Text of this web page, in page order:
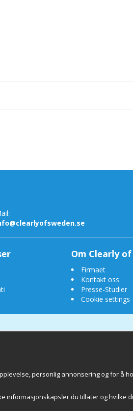
Om Clearly of
Firmaet
Kontakt oss
Presse-Studier
Cookie settings
AB Chalmers
personlig annonsering og for å
informasjonskapsler du tillater og hvilke